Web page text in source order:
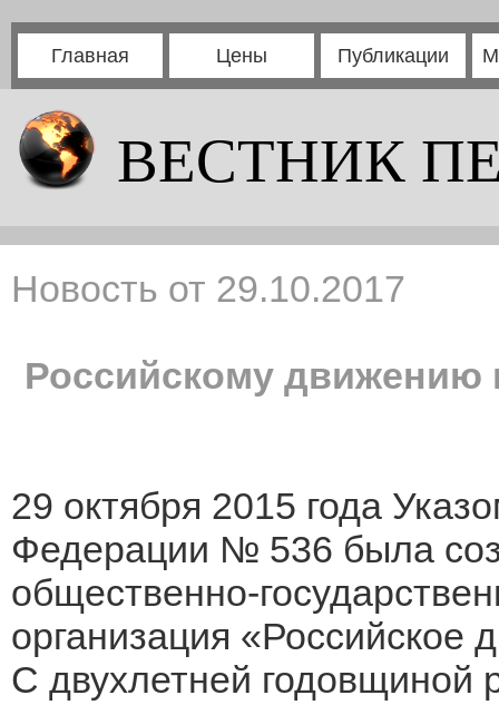
Главная Цены Публикации
ВЕСТНИК
Новость от 29.10.2017
Российскому движению
29 октября 2015 года
Федерации № 536 была
общественно-
организация «Российское
С двухлетней годовщиной